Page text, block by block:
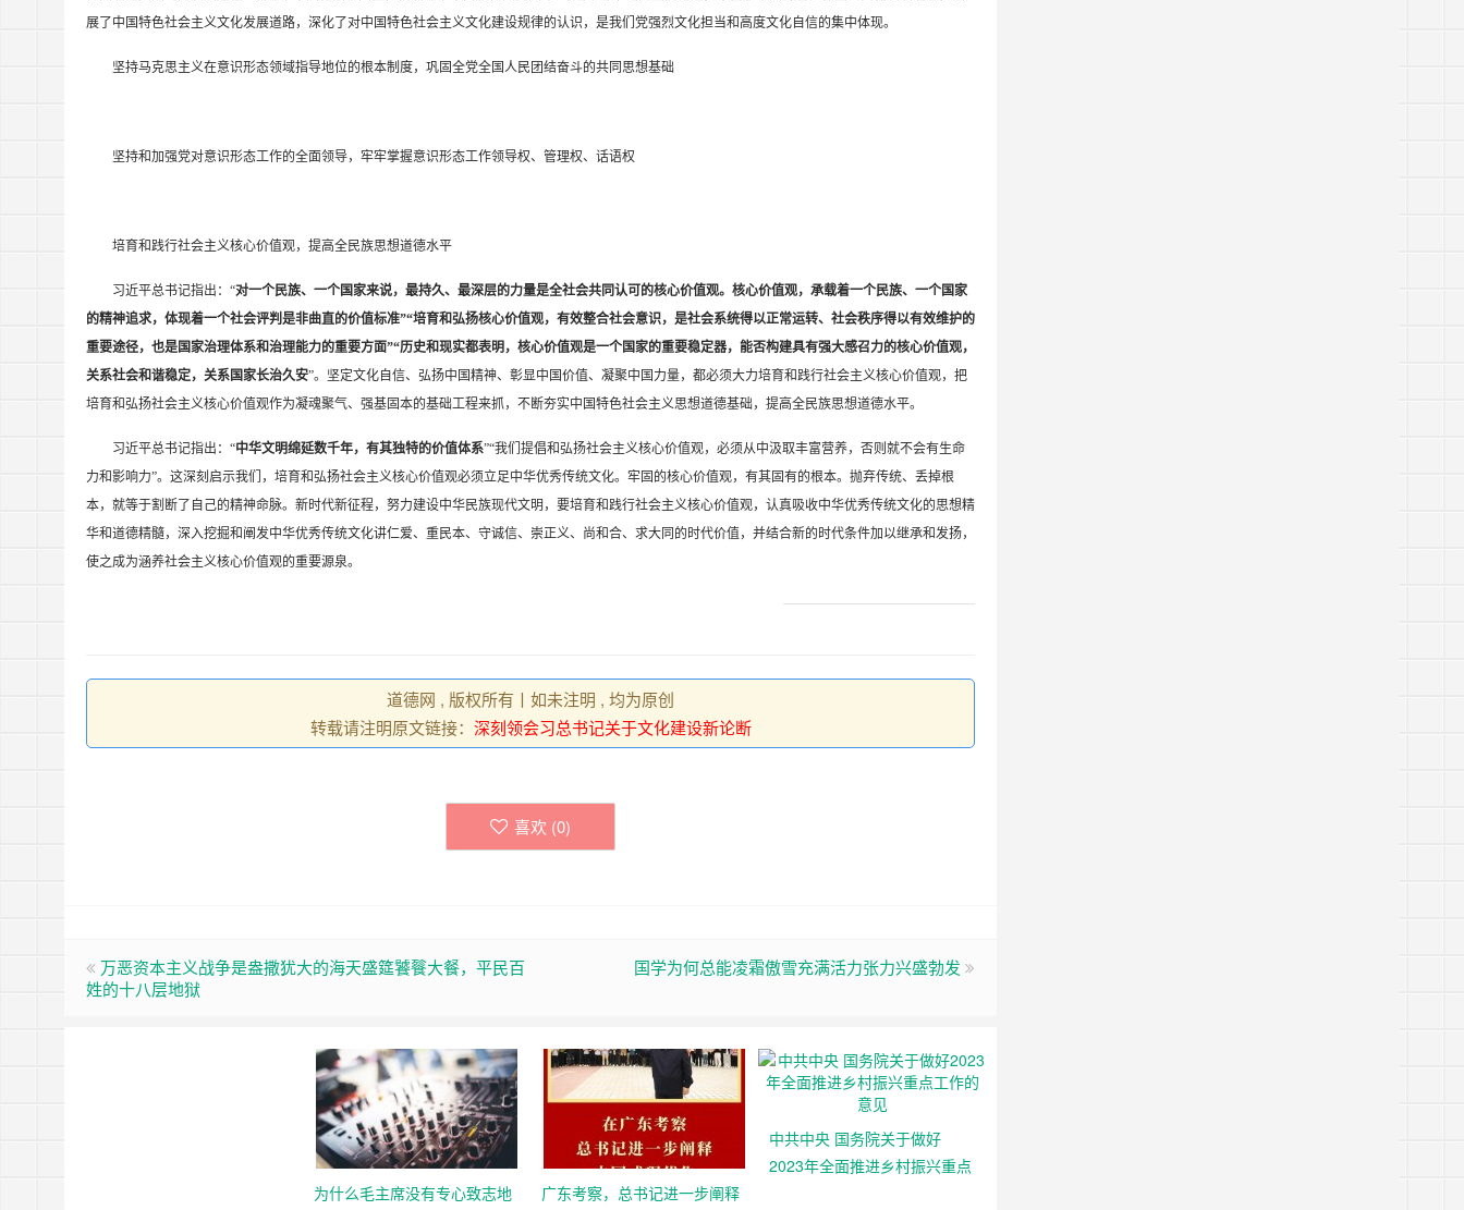
展了中国特色社会主义文化发展道路，深化了对中国特色社会主义文化建设规律的认识，是我们党强烈文化担当和高度文化自信的集中体现。
坚持马克思主义在意识形态领域指导地位的根本制度，巩固全党全国人民团结奋斗的共同思想基础
坚持和加强党对意识形态工作的全面领导，牢牢掌握意识形态工作领导权、管理权、话语权
培育和践行社会主义核心价值观，提高全民族思想道德水平
习近平总书记指出：“对一个民族、一个国家来说，最持久、最深层的力量是全社会共同认可的核心价值观。核心价值观，承载着一个民族、一个国家
的精神追求，体现着一个社会评判是非曲直的价值标准”“培育和弘扬核心价值观，有效整合社会意识，是社会系统得以正常运转、社会秩序得以有效维护的
重要途径，也是国家治理体系和治理能力的重要方面”“历史和现实都表明，核心价值观是一个国家的重要稳定器，能否构建具有强大感召力的核心价值观，
关系社会和谐稳定，关系国家长治久安”。坚定文化自信、弘扬中国精神、彰显中国价值、凝聚中国力量，都必须大力培育和践行社会主义核心价值观，把
培育和弘扬社会主义核心价值观作为凝魂聚气、强基固本的基础工程来抓，不断夯实中国特色社会主义思想道德基础，提高全民族思想道德水平。
习近平总书记指出：“中华文明绵延数千年，有其独特的价值体系”“我们提倡和弘扬社会主义核心价值观，必须从中汲取丰富营养，否则就不会有生命
力和影响力”。这深刻启示我们，培育和弘扬社会主义核心价值观必须立足中华优秀传统文化。牢固的核心价值观，有其固有的根本。抛弃传统、丢掉根
本，就等于割断了自己的精神命脉。新时代新征程，努力建设中华民族现代文明，要培育和践行社会主义核心价值观，认真吸收中华优秀传统文化的思想精
华和道德精髓，深入挖掘和阐发中华优秀传统文化讲仁爱、重民本、守诚信、崇正义、尚和合、求大同的时代价值，并结合新的时代条件加以继承和发扬，
使之成为涵养社会主义核心价值观的重要源泉。
道德网 , 版权所有丨如未注明 , 均为原创
转载请注明原文链接： 深刻领会习总书记关于文化建设新论断
喜欢 (0)
万恶资本主义战争是盎撒犹大的海天盛筵饕餮大餐，平民百
姓的十八层地狱
国学为何总能凌霜傲雪充满活力张力兴盛勃发
为什么毛主席没有专心致志地
广东考察，总书记进一步阐释
中共中央 国务院关于做好
2023年全面推进乡村振兴重点